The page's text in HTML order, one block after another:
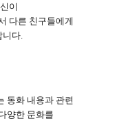
이
다른 친구들에게
니다
동화 내용과 관련
양한 문화를